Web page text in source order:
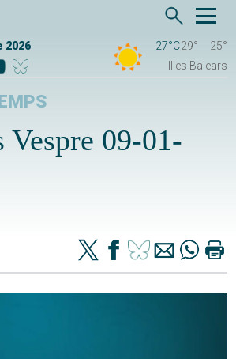
2026 27°C29°
25°
Illes Balears
Vespre 09-01-